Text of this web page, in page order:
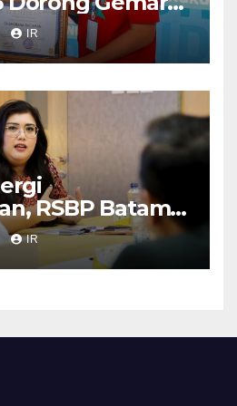
IR
RSBP Batam
Ketersediaan
IR